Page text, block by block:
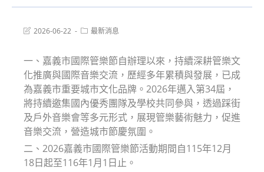
Post2026-06-22
Post最新消息
一、嘉義市國際管樂節自辦理以來，持續深耕管樂文
化推廣與國際音樂交流，歷經多年累積與發展，已成
為嘉義市重要城市文化品牌。2026年邁入第34屆，
將持續邀集國內優秀團隊及學校共同參與，透過踩街
及戶外音樂會等多元形式，展現管樂藝術魅力，促進
音樂交流，營造城市節慶氛圍。
二、2026嘉義市國際管樂節活動期間自115年12月
18日起至116年1月1日止。